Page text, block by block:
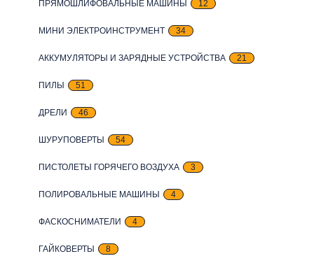
ПРЯМОШЛИФОВАЛЬНЫЕ МАШИНЫ 12
МИНИ ЭЛЕКТРОИНСТРУМЕНТ 34
АККУМУЛЯТОРЫ И ЗАРЯДНЫЕ УСТРОЙСТВА 21
ПИЛЫ 51
ДРЕЛИ 46
ШУРУПОВЕРТЫ 54
ПИСТОЛЕТЫ ГОРЯЧЕГО ВОЗДУХА 3
ПОЛИРОВАЛЬНЫЕ МАШИНЫ 4
ФАСКОСНИМАТЕЛИ 4
ГАЙКОВЕРТЫ 8